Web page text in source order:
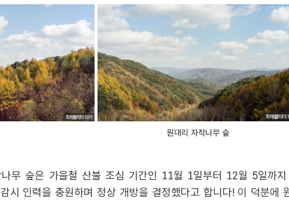
원대리 자작나무 숲
무 숲은 가을철 산불 조심 기간인 11월 1일부터 12월 5일까
시 인력을 충원하며 정상 개방을 결정했다고 합니다! 이 덕분에